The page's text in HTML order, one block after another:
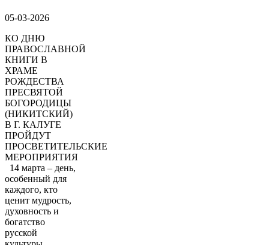
05-03-2026
КО ДНЮ
ПРАВОСЛАВНОЙ
КНИГИ В
ХРАМЕ
РОЖДЕСТВА
ПРЕСВЯТОЙ
БОГОРОДИЦЫ
(НИКИТСКИЙ)
В Г. КАЛУГЕ
ПРОЙДУТ
ПРОСВЕТИТЕЛЬСКИЕ
МЕРОПРИЯТИЯ
14 марта – день,
особенный для
каждого, кто
ценит мудрость,
духовность и
богатство
русской